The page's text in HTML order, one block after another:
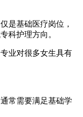
基础医疗岗位，
科护理方向。
业对很多女生具有
常需要满足基础学